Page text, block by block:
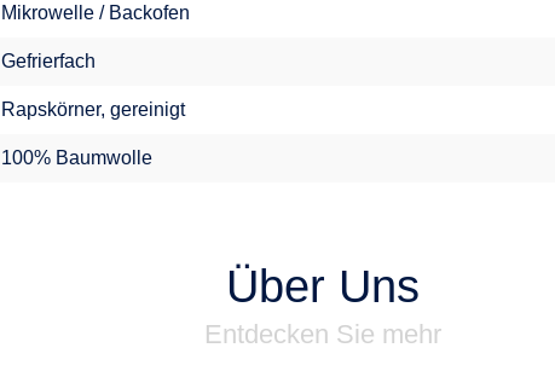
Mikrowelle / Backofen
Gefrierfach
Rapskörner, gereinigt
100% Baumwolle
Über Uns
Entdecken Sie mehr